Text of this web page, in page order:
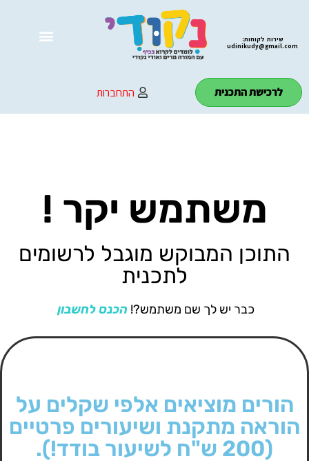
שירות לקוחות:
udinikudy@gmail.com
לרכישת התכנית התחברות
משתמש יקר !
התוכן המבוקש מוגבל לרשומים
לתכנית
כבר יש לך שם משתמש?! הכנס לחשבון
הורים מוציאים אלפי שקלים על
הוראה מתקנת ושיעורים פרטיים
(200 ש"ח לשיעור בודד!).